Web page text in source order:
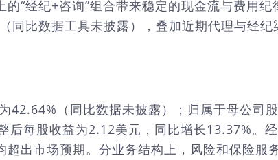
“经纪+咨询”组合带来稳定的现金流与费用
比数据工具未披露），叠加近期代理与经纪
（同比数据未披露）；归属于母公司
每股收益为2.12美元，同比增长13.37%。
出市场预期。分业务结构上，风险和保险服